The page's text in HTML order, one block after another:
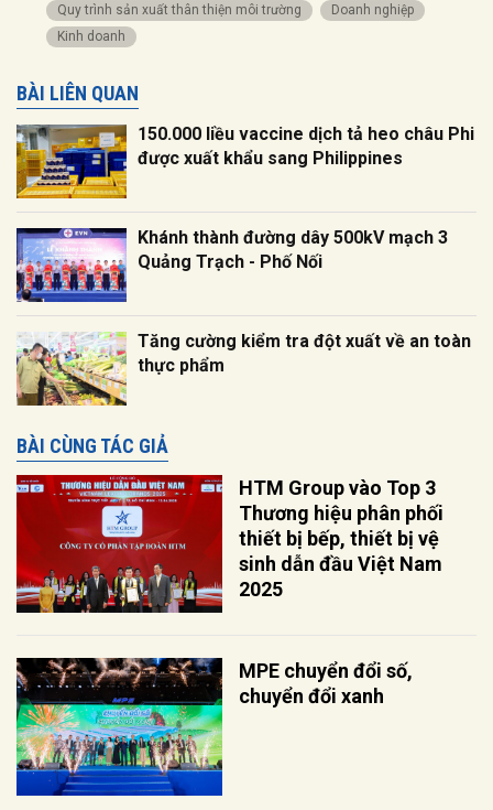
quy trình sản xuất thân thiện môi trường
doanh nghiệp
kinh doanh
BÀI LIÊN QUAN
150.000 liều vaccine dịch tả heo châu Phi
được xuất khẩu sang Philippines
Khánh thành đường dây 500kV mạch 3
Quảng Trạch - Phố Nối
Tăng cường kiểm tra đột xuất về an toàn
thực phẩm
BÀI CÙNG TÁC GIẢ
HTM Group vào Top 3
Thương hiệu phân phối
thiết bị bếp, thiết bị vệ
sinh dẫn đầu Việt Nam
2025
MPE chuyển đổi số,
chuyển đổi xanh